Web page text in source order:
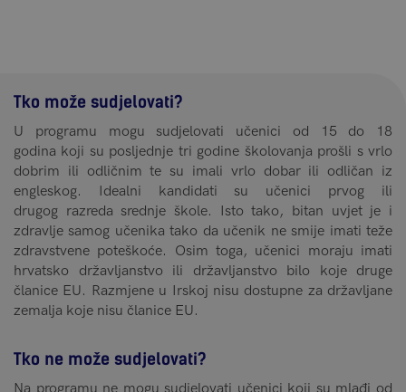
Tko može sudjelovati?
U programu mogu sudjelovati učenici od 15 do 18
godina koji su posljednje tri godine školovanja prošli s vrlo
dobrim ili odličnim te su imali vrlo dobar ili odličan iz
engleskog. Idealni kandidati su učenici prvog ili
drugog razreda srednje škole. Isto tako, bitan uvjet je i
zdravlje samog učenika tako da učenik ne smije imati teže
zdravstvene poteškoće. Osim toga, učenici moraju imati
hrvatsko državljanstvo ili državljanstvo bilo koje druge
članice EU. Razmjene u Irskoj nisu dostupne za državljane
zemalja koje nisu članice EU.
Tko ne može sudjelovati?